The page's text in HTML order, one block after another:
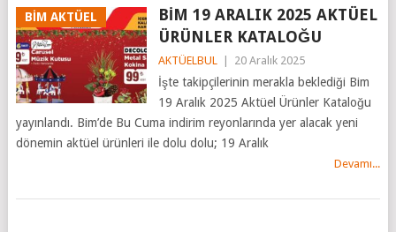
BİM AKTÜEL
BİM 19 ARALIK 2025 AKTÜEL
ÜRÜNLER KATALOĞU
AKTÜELBUL 20 Aralık 2025
İşte takipçilerinin merakla beklediği Bim
19 Aralık 2025 Aktüel Ürünler Kataloğu
yayınlandı. Bim’de Bu Cuma indirim reyonlarında yer alacak yeni
dönemin aktüel ürünleri ile dolu dolu; 19 Aralık
Devamı...